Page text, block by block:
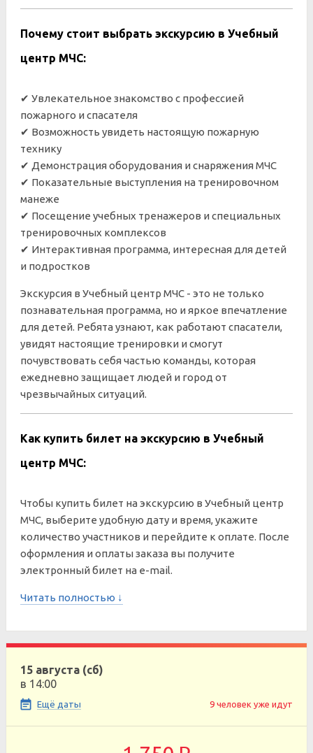
Почему стоит выбрать экскурсию в Учебный
центр МЧС:
✔ Увлекательное знакомство с профессией
пожарного и спасателя
✔ Возможность увидеть настоящую пожарную
технику
✔ Демонстрация оборудования и снаряжения МЧС
✔ Показательные выступления на тренировочном
манеже
✔ Посещение учебных тренажеров и специальных
тренировочных комплексов
✔ Интерактивная программа, интересная для детей
и подростков
Экскурсия в Учебный центр МЧС - это не только
познавательная программа, но и яркое впечатление
для детей. Ребята узнают, как работают спасатели,
увидят настоящие тренировки и смогут
почувствовать себя частью команды, которая
ежедневно защищает людей и город от
чрезвычайных ситуаций.
Как купить билет на экскурсию в Учебный
центр МЧС:
Чтобы купить билет на экскурсию в Учебный центр
МЧС, выберите удобную дату и время, укажите
количество участников и перейдите к оплате. После
оформления и оплаты заказа вы получите
электронный билет на e-mail.
Читать полностью ↓
15 августа (сб)
в 14:00
Ещё даты 9 человек уже идут